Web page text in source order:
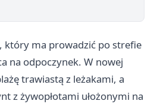
który ma prowadzić po strefie
na odpoczynek. W nowej
trawiastą z leżakami, a
z żywopłotami ułożonymi na